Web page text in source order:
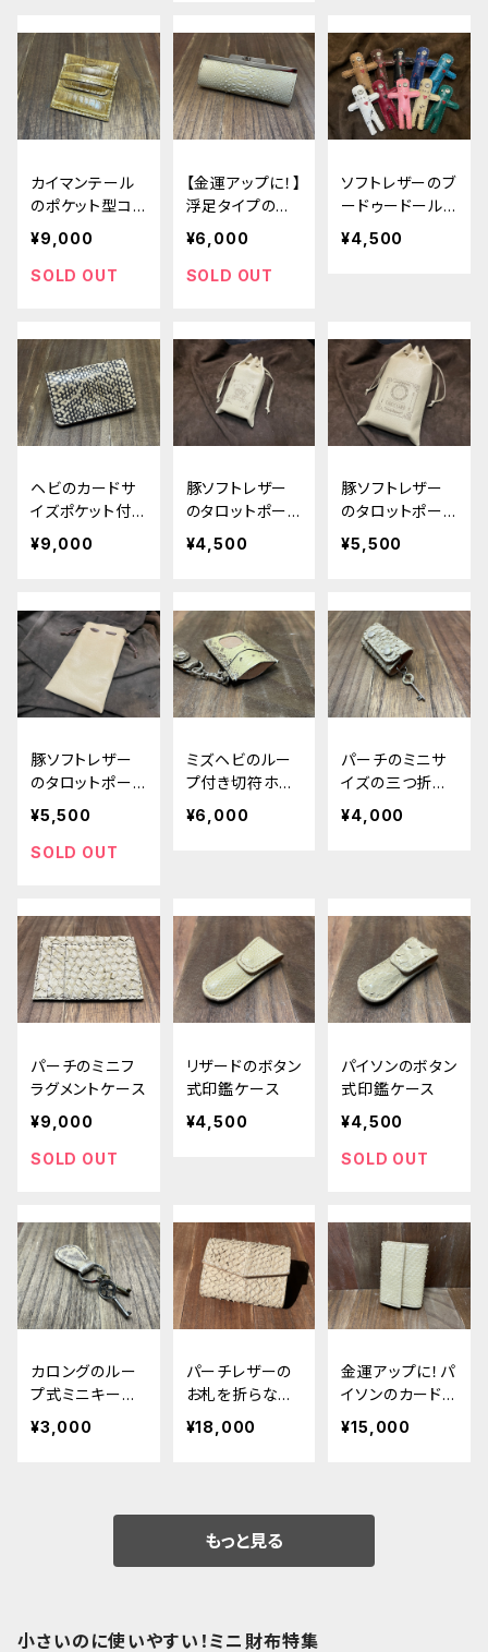
カイマンテール
のポケット型コン
ドームケース ve
¥9,000
SOLD OUT
【金運アップに！】
浮足タイプの薄
型がま口お札入
¥6,000
SOLD OUT
ソフトレザーのブ
ードゥードール
呪物くん（バリエ
ーションあり）
¥4,500
ヘビのカードサ
イズポケット付き
小銭入れ
¥9,000
豚ソフトレザー
のタロットポー
チSサイズ各種
¥4,500
豚ソフトレザー
のタロットポー
チMLサイズ各種
¥5,500
豚ソフトレザー
のタロットポー
チ
¥5,500
SOLD OUT
ミズヘビのルー
プ付き切符ホル
ダー
¥6,000
パーチのミニサ
イズの三つ折り
キーケース
¥4,000
パーチのミニフ
ラグメントケース
¥9,000
SOLD OUT
リザードのボタン
式印鑑ケース
¥4,500
パイソンのボタン
式印鑑ケース
¥4,500
SOLD OUT
カロングのルー
プ式ミニキーホ
ルダー
¥3,000
パーチレザーの
お札を折らない
極小ミニ財布
¥18,000
金運アップに！パ
イソンのカードサ
イズの極小ミニ
財布
¥15,000
もっと見る
小さいのに使いやすい！ミニ財布特集